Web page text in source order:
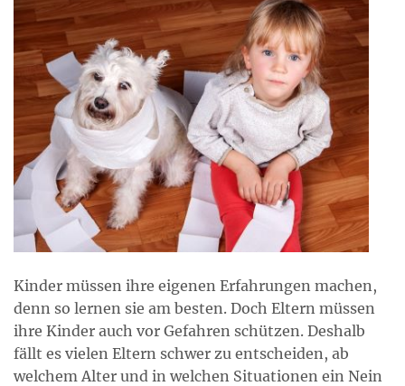
Kinder müssen ihre eigenen Erfahrungen machen,
denn so lernen sie am besten. Doch Eltern müssen
ihre Kinder auch vor Gefahren schützen. Deshalb
fällt es vielen Eltern schwer zu entscheiden, ab
welchem Alter und in welchen Situationen ein Nein